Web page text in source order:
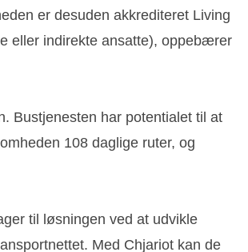
er desuden akkrediteret Living
eller indirekte ansatte), oppebærer
Bustjenesten har potentialet til at
108 daglige ruter, og
til løsningen ved at udvikle
Med Chjariot kan de